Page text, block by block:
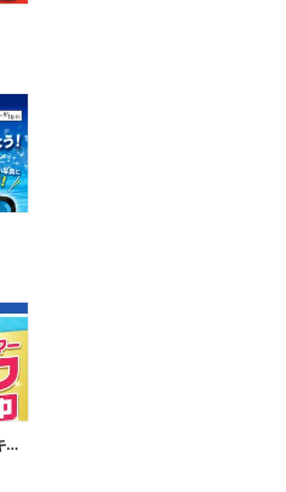
【Panasonic】キャッシュバックキャンペーン